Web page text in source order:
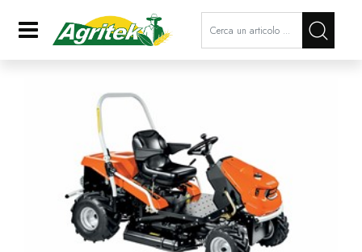
Open La modifica di un filtro